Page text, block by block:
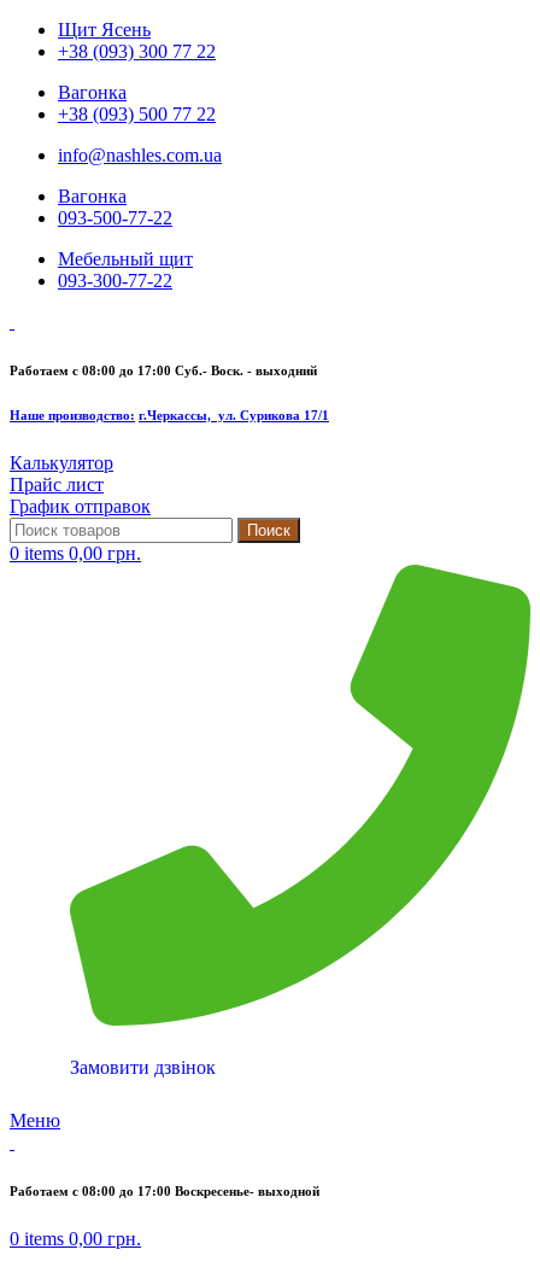
Щит Ясень
+38 (093) 300 77 22
Вагонка
+38 (093) 500 77 22
info@nashles.com.ua
Вагонка
093-500-77-22
Мебельный щит
093-300-77-22
Работаем с 08:00 до 17:00 Суб.- Воск. - выходний
Наше производство: г.Черкассы, ул. Сурикова 17/1
Калькулятор
Прайс лист
График отправок
Поиск
0 items 0,00 грн.
Замовити дзвінок
Меню
Работаем с 08:00 до 17:00 Воскресенье- выходной
0 items 0,00 грн.